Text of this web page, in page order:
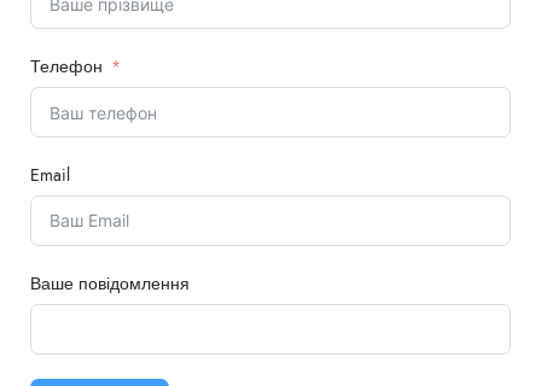
Телефон
Email
Ваше повідомлення